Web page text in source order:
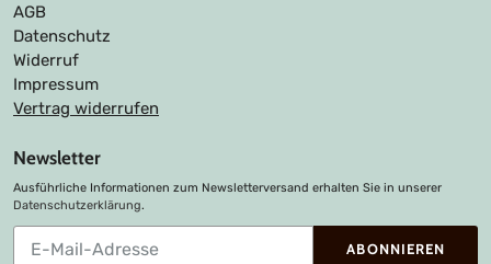
AGB
Datenschutz
Widerruf
Impressum
Vertrag widerrufen
Newsletter
Ausführliche Informationen zum Newsletterversand erhalten Sie in unserer
Datenschutzerklärung.
ABONNIEREN